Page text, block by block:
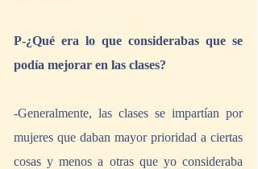
P-¿Qué era lo que considerabas que se
podía mejorar en las clases?
-Generalmente, las clases se impartían por
mujeres que daban mayor prioridad a ciertas
cosas y menos a otras que yo consideraba